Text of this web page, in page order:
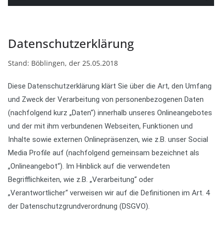
Datenschutzerklärung
Stand: Böblingen, der 25.05.2018
Diese Datenschutzerklärung klärt Sie über die Art, den Umfang
und Zweck der Verarbeitung von personenbezogenen Daten
(nachfolgend kurz „Daten“) innerhalb unseres Onlineangebotes
und der mit ihm verbundenen Webseiten, Funktionen und
Inhalte sowie externen Onlinepräsenzen, wie z.B. unser Social
Media Profile auf (nachfolgend gemeinsam bezeichnet als
„Onlineangebot“). Im Hinblick auf die verwendeten
Begrifflichkeiten, wie z.B. „Verarbeitung“ oder
„Verantwortlicher“ verweisen wir auf die Definitionen im Art. 4
der Datenschutzgrundverordnung (DSGVO).